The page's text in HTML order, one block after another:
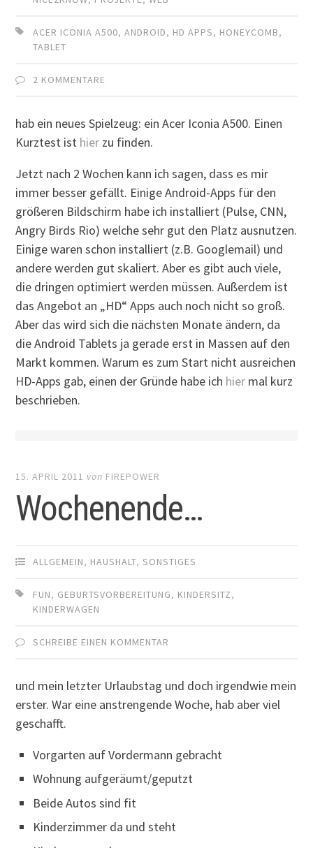
ACER ICONIA A500,ANDROID, HD APPS, HONEYCOMB,
TABLET
2 KOMMENTARE
hab ein neues Spielzeug: ein Acer Iconia A500. Einen
Kurztest ist hier zu finden.
Jetzt nach 2 Wochen kann ich sagen, dass es mir
immer besser gefällt. Einige Android-Apps für den
größeren Bildschirm habe ich installiert (Pulse, CNN,
Angry Birds Rio) welche sehr gut den Platz ausnutzen.
Einige waren schon installiert (z.B. Googlemail) und
andere werden gut skaliert. Aber es gibt auch viele,
die dringen optimiert werden müssen. Außerdem ist
das Angebot an „HD“ Apps auch noch nicht so groß.
Aber das wird sich die nächsten Monate ändern, da
die Android Tablets ja gerade erst in Massen auf den
Markt kommen. Warum es zum Start nicht ausreichen
HD-Apps gab, einen der Gründe habe ich hier mal kurz
beschrieben.
15. APRIL 2011 von FIREPOWER
Wochenende…
ALLGEMEIN, HAUSHALT,SONSTIGES
FUN, GEBURTSVORBEREITUNG, KINDERSITZ,
KINDERWAGEN
SCHREIBE EINEN KOMMENTAR
und mein letzter Urlaubstag und doch irgendwie mein
erster. War eine anstrengende Woche, hab aber viel
geschafft.
Vorgarten auf Vordermann gebracht
Wohnung aufgeräumt/geputzt
Beide Autos sind fit
Kinderzimmer da und steht